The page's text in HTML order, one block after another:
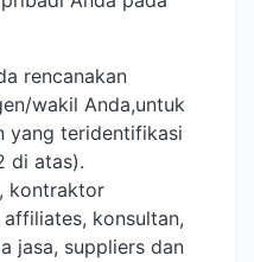
rencanakan
wakil Anda,untuk
yang teridentifikasi
di atas).
kontraktor
konsultan,
jasa, suppliers dan